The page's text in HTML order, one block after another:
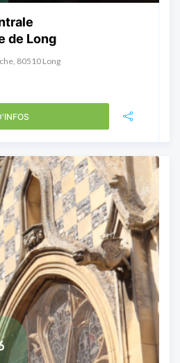
de Long
80510 Long